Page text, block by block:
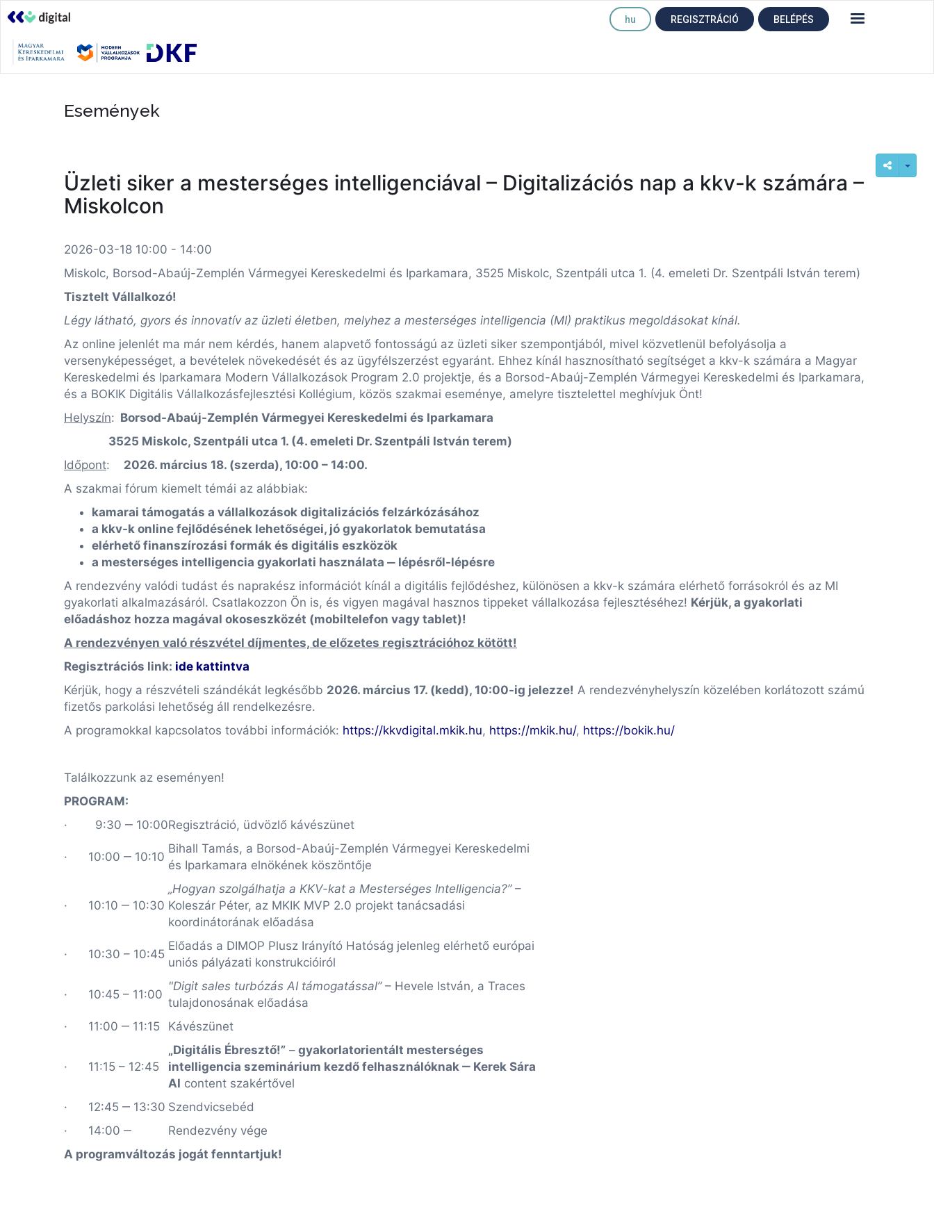
hu REGISZTRÁCIÓ BELÉPÉS
Események
Üzleti siker a mesterséges intelligenciával – Digitalizációs nap a kkv-k számára –
Miskolcon
2026-03-18 10:00 - 14:00
Miskolc, Borsod-Abaúj-Zemplén Vármegyei Kereskedelmi és Iparkamara, 3525 Miskolc, Szentpáli utca 1. (4. emeleti Dr. Szentpáli István terem)
Tisztelt Vállalkozó!
Légy látható, gyors és innovatív az üzleti életben, melyhez a mesterséges intelligencia (MI) praktikus megoldásokat kínál.
Az online jelenlét ma már nem kérdés, hanem alapvető fontosságú az üzleti siker szempontjából, mivel közvetlenül befolyásolja a
versenyképességet, a bevételek növekedését és az ügyfélszerzést egyaránt. Ehhez kínál hasznosítható segítséget a kkv-k számára a Magyar
Kereskedelmi és Iparkamara Modern Vállalkozások Program 2.0 projektje, és a Borsod-Abaúj-Zemplén Vármegyei Kereskedelmi és Iparkamara,
és a BOKIK Digitális Vállalkozásfejlesztési Kollégium, közös szakmai eseménye, amelyre tisztelettel meghívjuk Önt!
Helyszín: Borsod-Abaúj-Zemplén Vármegyei Kereskedelmi és Iparkamara
3525 Miskolc, Szentpáli utca 1. (4. emeleti Dr. Szentpáli István terem)
Időpont: 2026. március 18. (szerda), 10:00 – 14:00.
A szakmai fórum kiemelt témái az alábbiak:
kamarai támogatás a vállalkozások digitalizációs felzárkózásához
a kkv-k online fejlődésének lehetőségei, jó gyakorlatok bemutatása
elérhető finanszírozási formák és digitális eszközök
a mesterséges intelligencia gyakorlati használata ‒ lépésről-lépésre
A rendezvény valódi tudást és naprakész információt kínál a digitális fejlődéshez, különösen a kkv-k számára elérhető forrásokról és az MI
gyakorlati alkalmazásáról. Csatlakozzon Ön is, és vigyen magával hasznos tippeket vállalkozása fejlesztéséhez! Kérjük, a gyakorlati
előadáshoz hozza magával okoseszközét (mobiltelefon vagy tablet)!
A rendezvényen való részvétel díjmentes, de előzetes regisztrációhoz kötött!
Regisztrációs link: ide kattintva
Kérjük, hogy a részvételi szándékát legkésőbb 2026. március 17. (kedd), 10:00-ig jelezze! A rendezvényhelyszín közelében korlátozott számú
fizetős parkolási lehetőség áll rendelkezésre.
A programokkal kapcsolatos további információk: https://kkvdigital.mkik.hu, https://mkik.hu/, https://bokik.hu/
Találkozzunk az eseményen!
PROGRAM:
· 9:30 ‒ 10:00Regisztráció, üdvözlő kávészünet
· 10:00 ‒ 10:10
Bihall Tamás, a Borsod-Abaúj-Zemplén Vármegyei Kereskedelmi
és Iparkamara elnökének köszöntője
· 10:10 ‒ 10:30
„Hogyan szolgálhatja a KKV-kat a Mesterséges Intelligencia?” –
Koleszár Péter, az MKIK MVP 2.0 projekt tanácsadási
koordinátorának előadása
· 10:30 – 10:45
Előadás a DIMOP Plusz Irányító Hatóság jelenleg elérhető európai
uniós pályázati konstrukcióiról
· 10:45 – 11:00
"Digit sales turbózás AI támogatással”– Hevele István, a Traces
tulajdonosának előadása
· 11:00 ‒ 11:15
Kávészünet
· 11:15 – 12:45
„Digitális Ébresztő!” – gyakorlatorientált mesterséges
intelligencia szeminárium kezdő felhasználóknak ‒ Kerek Sára
AI content szakértővel
· 12:45 ‒ 13:30 Szendvicsebéd
· 14:00 ‒
Rendezvény vége
A programváltozás jogát fenntartjuk!